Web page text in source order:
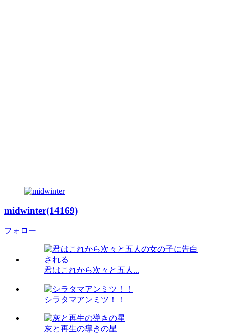
midwinter(14169)
フォロー
君はこれから次々と五人...
シラタマアンミツ！！
灰と再生の導きの星